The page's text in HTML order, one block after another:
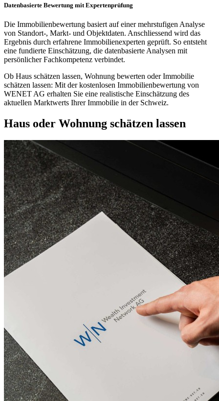
Datenbasierte Bewertung mit Expertenprüfung
Die Immobilienbewertung basiert auf einer mehrstufigen Analyse
von Standort-, Markt- und Objektdaten. Anschliessend wird das
Ergebnis durch erfahrene Immobilienexperten geprüft. So entsteht
eine fundierte Einschätzung, die datenbasierte Analysen mit
persönlicher Fachkompetenz verbindet.
Ob Haus schätzen lassen, Wohnung bewerten oder Immobilie
schätzen lassen: Mit der kostenlosen Immobilienbewertung von
WENET AG erhalten Sie eine realistische Einschätzung des
aktuellen Marktwerts Ihrer Immobilie in der Schweiz.
Haus oder Wohnung schätzen lassen